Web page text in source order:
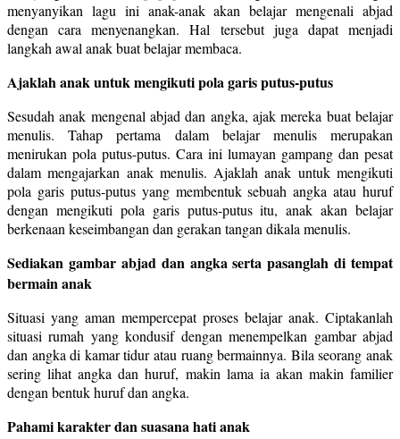
menyanyikan lagu ini anak-anak akan belajar mengenali abjad
dengan cara menyenangkan. Hal tersebut juga dapat menjadi
langkah awal anak buat belajar membaca.
Ajaklah anak untuk mengikuti pola garis putus-putus
Sesudah anak mengenal abjad dan angka, ajak mereka buat belajar
menulis. Tahap pertama dalam belajar menulis merupakan
menirukan pola putus-putus. Cara ini lumayan gampang dan pesat
dalam mengajarkan anak menulis. Ajaklah anak untuk mengikuti
pola garis putus-putus yang membentuk sebuah angka atau huruf
dengan mengikuti pola garis putus-putus itu, anak akan belajar
berkenaan keseimbangan dan gerakan tangan dikala menulis.
Sediakan gambar abjad dan angka serta pasanglah di tempat
bermain anak
Situasi yang aman mempercepat proses belajar anak. Ciptakanlah
situasi rumah yang kondusif dengan menempelkan gambar abjad
dan angka di kamar tidur atau ruang bermainnya. Bila seorang anak
sering lihat angka dan huruf, makin lama ia akan makin familier
dengan bentuk huruf dan angka.
Pahami karakter dan suasana hati anak